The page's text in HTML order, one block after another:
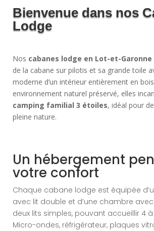
Bienvenue dans nos
Lodge
Nos cabanes lodge en Lot-et-Garonne
de la cabane sur pilotis et sa grande toile
moderne d’un intérieur entièrement en
environnement naturel préservé, elles
camping familial 3 étoiles, idéal pour
pleine nature.
Un hébergement
votre confort
Chaque cabane lodge est équipée
avec lit double et d’une chambre
deux lits simples, pouvant accueillir 4
Micro-ondes, réfrigérateur, plaques